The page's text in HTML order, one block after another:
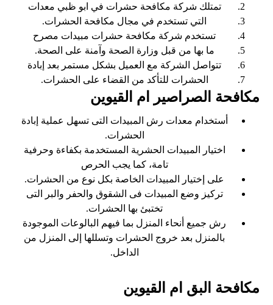
تمتلك شركة مكافحة حشرات في ابو ظبي معدات
التي تستخدم في مجال مكافحة الحشرات.
تستخدم شركة مكافحة حشرات مبيدات مصرح
ما بها من قبل وزارة الصحة وآمنة على الصحة.
تتواصل الشركة مع العميل بشكل مستمر بعد إبادة
الحشرات للتأكد من القضاء على الحشرات.
مكافحة الصراصير ام القيوين
أستخدام معدات رش المبيدات التى تسهل عملية إبادة
الحشرات.
اختيار المبيدات الحشرية المستخدمة بكفاءة وحرفية
تامة، كما يجب الحرص
على إختيار المبيدات الخاصة بكل نوع من الحشرات.
تركيز وضع المبيدات فى الشقوق والحفر والبر التى
تختبئ بها الحشرات.
رش جميع أنحاء المنزل بما فيهم البالوعات الموجودة
بالمنزل بعد خروج الحشرات وتسللها إلى المنزل من
الداخل.
مكافحة البق ام القيوين